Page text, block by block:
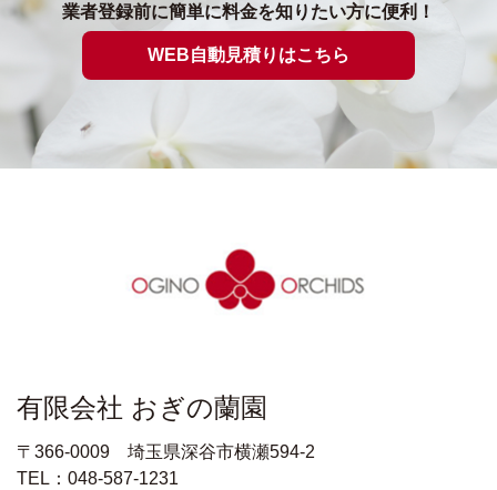
業者登録前に簡単に料金を知りたい方に便利！
WEB自動見積りはこちら
有限会社 おぎの蘭園
〒366-0009 埼玉県深谷市横瀬594-2
TEL：048-587-1231